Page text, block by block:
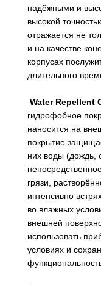
надёжными и
высокой
отражается не
и на качестве
корпусах
длительного
Water Repellent
гидрофобное
наносится на
покрытие
них воды (дождь,
грязи,
интенсивно
во влажных
внешней
использовать
условиях и